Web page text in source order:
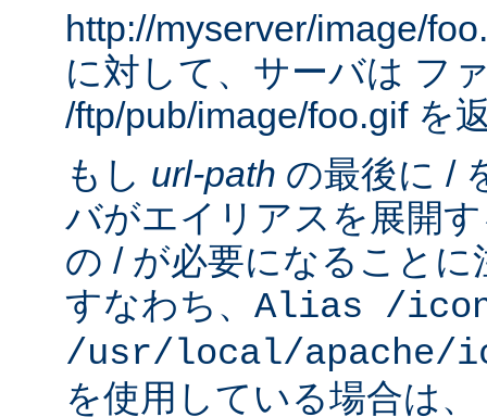
http://myserver/image/
に対して、サーバは フ
/ftp/pub/image/foo.gif を
もし url-path の最後に /
バがエイリアスを展開
の / が必要になること
すなわち、 Alias /
/usr/local/apache/
を使用している場合は、